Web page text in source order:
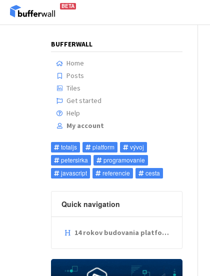
BETA
BUFFERWALL
Home
Posts
Tiles
Get started
Help
My account
totaljs platform
vývoj
petersirka
programovanie
javascript
referencie cesta
Quick navigation
14 rokov budovania platformy Total.js - deň za dňom 🚀